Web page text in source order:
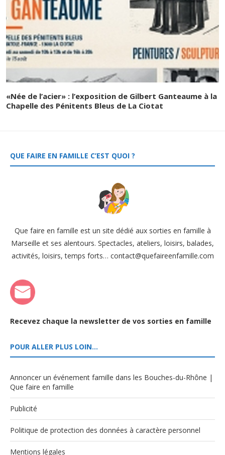
«Née de l’acier» : l’exposition de Gilbert Ganteaume à la
Chapelle des Pénitents Bleus de La Ciotat
QUE FAIRE EN FAMILLE C’EST QUOI ?
Que faire en famille est un site dédié aux sorties en famille à
Marseille et ses alentours. Spectacles, ateliers, loisirs, balades,
activités, loisirs, temps forts… contact@quefaireenfamille.com
Recevez chaque la newsletter de vos sorties en famille
POUR ALLER PLUS LOIN…
Annoncer un événement famille dans les Bouches-du-Rhône |
Que faire en famille
Publicité
Politique de protection des données à caractère personnel
Mentions légales